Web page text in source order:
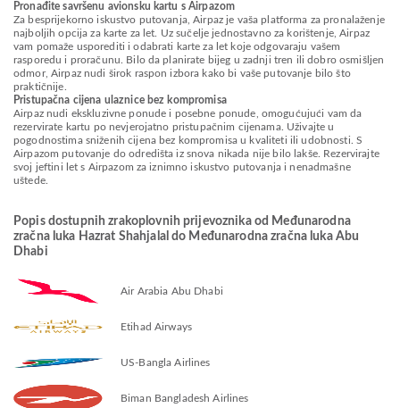
Pronađite savršenu avionsku kartu s Airpazom
Za besprijekorno iskustvo putovanja, Airpaz je vaša platforma za pronalaženje
najboljih opcija za karte za let. Uz sučelje jednostavno za korištenje, Airpaz
vam pomaže usporediti i odabrati karte za let koje odgovaraju vašem
rasporedu i proračunu. Bilo da planirate bijeg u zadnji tren ili dobro osmišljen
odmor, Airpaz nudi širok raspon izbora kako bi vaše putovanje bilo što
praktičnije.
Pristupačna cijena ulaznice bez kompromisa
Airpaz nudi ekskluzivne ponude i posebne ponude, omogućujući vam da
rezervirate kartu po nevjerojatno pristupačnim cijenama. Uživajte u
pogodnostima sniženih cijena bez kompromisa u kvaliteti ili udobnosti. S
Airpazom putovanje do odredišta iz snova nikada nije bilo lakše. Rezervirajte
svoj jeftini let s Airpazom za iznimno iskustvo putovanja i nenadmašne
uštede.
Popis dostupnih zrakoplovnih prijevoznika od Međunarodna
zračna luka Hazrat Shahjalal do Međunarodna zračna luka Abu
Dhabi
Air Arabia Abu Dhabi
Etihad Airways
US-Bangla Airlines
Biman Bangladesh Airlines